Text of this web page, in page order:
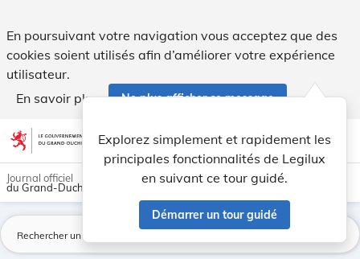
En poursuivant votre navigation vous acceptez que des
cookies soient utilisés afin d’améliorer votre expérience
utilisateur.
En savoir plus
Ne plus afficher ce message
Aller au contenu account_circle help Aide
Explorez simplement et rapidement les
principales fonctionnalités de Legilux
en suivant ce tour guidé.
Démarrer un tour guidé
light_mode dark_mode
Journal officiel
du Grand-Duché de Luxembourg